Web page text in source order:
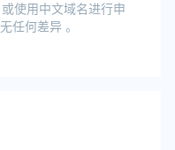
使用中文域名进行申
任何差异 。